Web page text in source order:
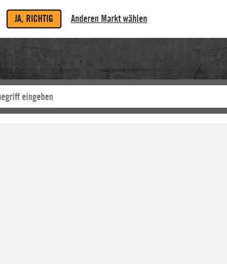
JA, RICHTIG Anderen Markt wählen